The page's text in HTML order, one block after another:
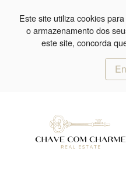
Este site utiliza cookies
o armazenamento dos
este site, concorda